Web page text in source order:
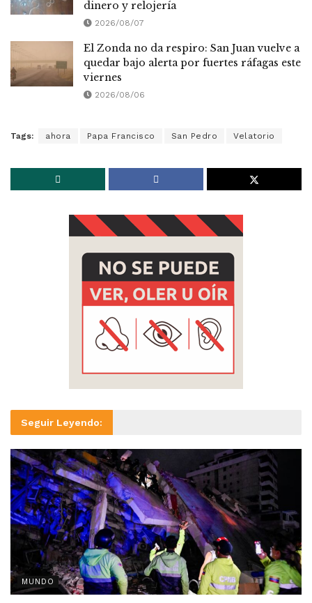
dinero y relojería
2026/08/07
El Zonda no da respiro: San Juan vuelve a
quedar bajo alerta por fuertes ráfagas este
viernes
2026/08/06
Tags: ahora Papa Francisco San Pedro Velatorio
Seguir Leyendo:
MUNDO